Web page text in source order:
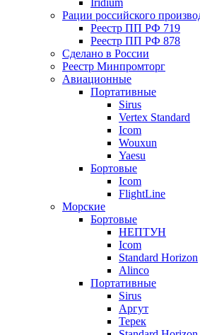
Iridium
Рации российского
Реестр ПП РФ 719
Реестр ПП РФ 878
Сделано в России
Реестр Минпромторг
Авиационные
Портативные
Sirus
Vertex Standard
Icom
Wouxun
Yaesu
Бортовые
Icom
FlightLine
Морские
Бортовые
НЕПТУН
Icom
Standard Horizon
Alinco
Портативные
Sirus
Аргут
Терек